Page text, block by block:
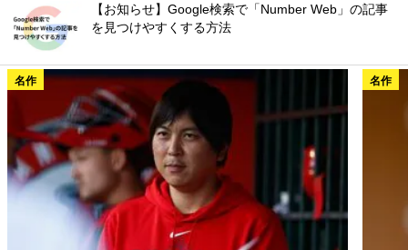
【お知らせ】Google検索で「Number Web」の記事
を見つけやすくする方法
名作 名作